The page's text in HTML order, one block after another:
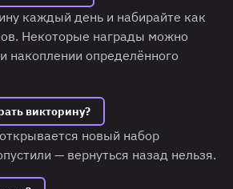
каждый день и набирайте как
Некоторые награды можно
накоплении определённого
викторину?
новый набор
— вернуться назад нельзя.